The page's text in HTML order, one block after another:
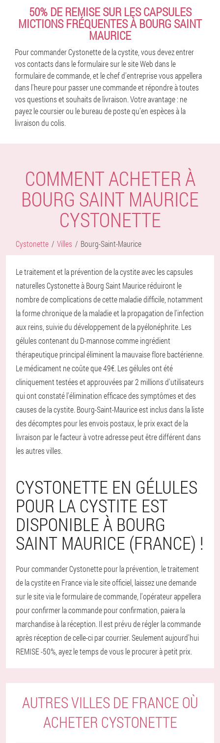
50% DE REMISE SUR LES CAPSULES
MICTIONS FRÉQUENTES À BOURG SAINT
MAURICE
Pour commander Cystonette de la cystite, vous devez entrer
vos contacts dans le formulaire sur le site Web dans le
formulaire de commande, et le chef d'entreprise vous appellera
dans l'heure pour passer une commande et répondre à toutes
vos questions et souhaits de livraison. Votre avantage : ne
payez le coursier ou le bureau de poste qu'en espèces à la
livraison du colis.
COMMENT ACHETER À
BOURG SAINT MAURICE
CYSTONETTE
Cystonette Villes Bourg-Saint-Maurice
Le traitement et la prévention de la cystite avec les capsules
naturelles Cystonette à Bourg Saint Maurice réduiront le
nombre de complications de cette maladie difficile, notamment
la forme chronique de la maladie et la propagation de l'infection
aux reins, suivie du développement de la pyélonéphrite. Les
gélules contenant du D-mannose comme ingrédient
thérapeutique principal éliminent la mauvaise flore bactérienne.
Le médicament ne coûte que 49€. Les gélules ont été
cliniquement testées et approuvées par 2 millions d'utilisateurs
qui ont constaté l'élimination efficace des symptômes et des
causes de la cystite. Bourg-Saint-Maurice est inclus dans la liste
des décomptes pour les envois postaux, le prix exact de la
livraison par le facteur à votre adresse peut être différent dans
les autres villes.
CYSTONETTE EN GÉLULES
POUR LA CYSTITE EST
DISPONIBLE À BOURG
SAINT MAURICE (FRANCE) !
Pour commander Cystonette pour la prévention, le traitement
de la cystite en France via le site officiel, laissez une demande
sur le site via le formulaire de commande, l'opérateur appellera
pour confirmer la commande pour confirmation, paiera la
marchandise à la réception. Il est prévu de régler la commande
après réception de celle-ci par courrier. Seulement aujourd'hui
REMISE -50%, ayez le temps de vous le procurer à petit prix.
AUTRES VILLES DE FRANCE OÙ
ACHETER CYSTONETTE